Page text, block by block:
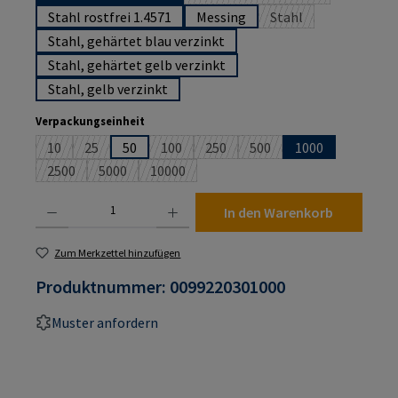
Stahl rostfrei 1.4571 Messing Stahl(Diese Option ist
Stahl, gehärtet blau verzinkt
Stahl, gehärtet gelb verzinkt
Stahl, gelb verzinkt
Verpackungseinheit
10(Diese Option ist zurzeit nicht verfügbar.)
25(Diese Option ist zurzeit nicht verfügbar.)
50 100(Diese Option ist zurzeit nicht verfügbar.)
250(Diese Option ist zurzeit nicht
500(Diese Option ist zurzeit
1000
2500(Diese Option ist zurzeit nicht verfügbar.)
5000(Diese Option ist zurzeit nicht verfügbar.)
10000(Diese Option ist zurzeit nicht verfügbar.)
In den Warenkorb
Zum Merkzettel hinzufügen
Produktnummer: 0099220301000
Muster anfordern